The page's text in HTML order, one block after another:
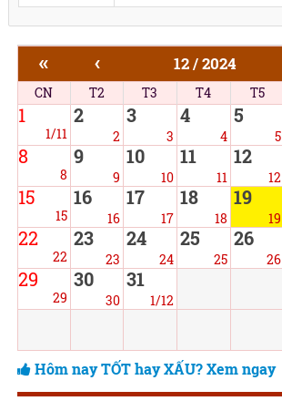
« ‹ 12 / 2024
CN T2 T3 T4 T5
1
1/11
2
2
3
3
4
4
5
5
8
8
9
9
10
10
11
11
12
12
15
15
16
16
17
17
18
18
19
19
22
22
23
23
24
24
25
25
26
26
29
29
30
30
31
1/12
Hôm nay TỐT hay XẤU? Xem ngay